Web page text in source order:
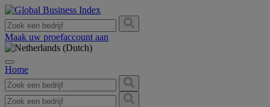
Maak uw proefaccount aan
Home